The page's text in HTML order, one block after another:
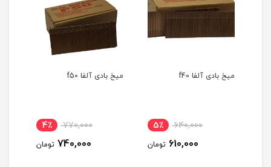
میخ بادی آلفا f40
640,000 5٪
610,000 تومان
میخ بادی آلفا f50
770,000 4٪
740,000 تومان